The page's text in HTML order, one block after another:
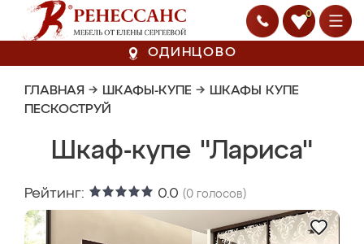
0
ОДИНЦОВО
ГЛАВНАЯ → ШКАФЫ-КУПЕ → ШКАФЫ КУПЕ
ПЕСКОСТРУЙ
Шкаф-купе "Лариса"
Рейтинг: 0.0 (0 голосов)